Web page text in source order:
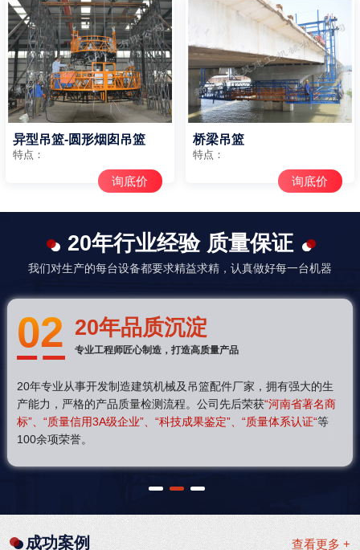
异型吊篮-圆形烟囱吊篮
特点：
询底价
桥梁吊篮
特点：
询底价
20年行业经验 质量保证
我们对生产的每台设备都要求精益求精，认真做好每一台机器
02 20年品质沉淀
专业工程师匠心制造，打造高质量产品
20年专业从事开发制造建筑机械及吊篮配件厂家，拥有强大的生
产能力，严格的产品质量检测流程。公司先后荣获“河南省著名商
标”、“质量信用3A级企业”、“科技成果鉴定”、“质量体系认证“等
100余项荣誉。
1 2 3
查看更多 +
成功案例